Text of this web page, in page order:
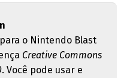
o Nintendo Blast
Creative Commons
. Você pode usar e